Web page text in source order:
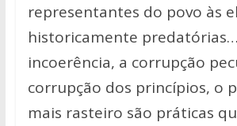
representantes do povo às
historicamente
incoerência, a corrupção
corrupção dos princípios, o
mais rasteiro são práticas